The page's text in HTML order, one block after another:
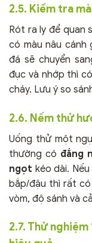
2.5. Kiểm tra
Rót ra ly để quan
có màu nâu cánh
đá sẽ chuyển
đục và nhớp thì
cháy. Lưu ý so
2.6. Nếm thử
Uống thử một
thường có đắng
ngọt kéo dài.
bắp/đậu thì rất có
vòm, độ sánh và
2.7. Thử